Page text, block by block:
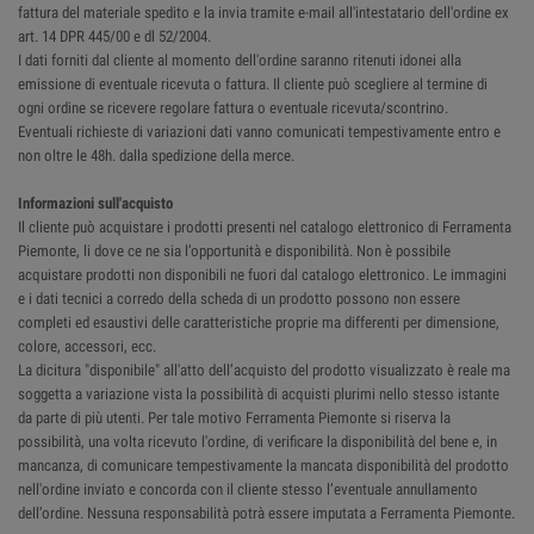
fattura del materiale spedito e la invia tramite e-mail all'intestatario dell'ordine ex
art. 14 DPR 445/00 e dl 52/2004.
I dati forniti dal cliente al momento dell'ordine saranno ritenuti idonei alla
emissione di eventuale ricevuta o fattura. Il cliente può scegliere al termine di
ogni ordine se ricevere regolare fattura o eventuale ricevuta/scontrino.
Eventuali richieste di variazioni dati vanno comunicati tempestivamente entro e
non oltre le 48h. dalla spedizione della merce.
Informazioni sull'acquisto
Il cliente può acquistare i prodotti presenti nel catalogo elettronico di Ferramenta
Piemonte, li dove ce ne sia l’opportunità e disponibilità. Non è possibile
acquistare prodotti non disponibili ne fuori dal catalogo elettronico. Le immagini
e i dati tecnici a corredo della scheda di un prodotto possono non essere
completi ed esaustivi delle caratteristiche proprie ma differenti per dimensione,
colore, accessori, ecc.
La dicitura "disponibile" all'atto dell’acquisto del prodotto visualizzato è reale ma
soggetta a variazione vista la possibilità di acquisti plurimi nello stesso istante
da parte di più utenti. Per tale motivo Ferramenta Piemonte si riserva la
possibilità, una volta ricevuto l'ordine, di verificare la disponibilità del bene e, in
mancanza, di comunicare tempestivamente la mancata disponibilità del prodotto
nell'ordine inviato e concorda con il cliente stesso l’eventuale annullamento
dell’ordine. Nessuna responsabilità potrà essere imputata a Ferramenta Piemonte.